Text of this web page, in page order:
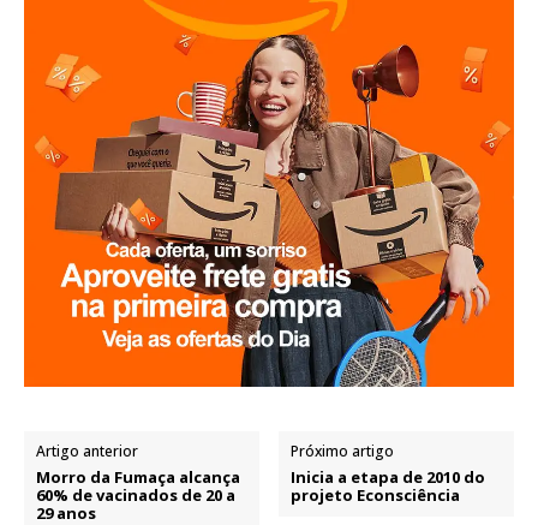
Artigo anterior
Morro da Fumaça alcança
60% de vacinados de 20 a
29 anos
Próximo artigo
Inicia a etapa de 2010 do
projeto Econsciência